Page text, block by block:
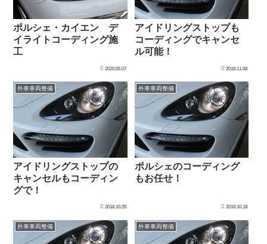
ポルシェ・カイエン デ
イライトコーディング施
工
2020.05.07
アイドリングストップも
コーディングでキャンセ
ル可能！
2018.11.08
外車車両整備
アイドリングストップの
キャンセルもコーディン
グで！
2018.10.26
外車車両整備
ポルシェのコーディング
もお任せ！
2018.10.18
外車車両整備 外車車両整備